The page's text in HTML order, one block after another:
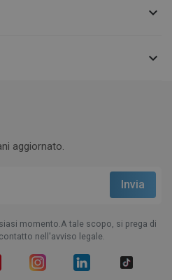


aggiornato.
momento.A tale scopo, si prega di
nell'avviso legale.